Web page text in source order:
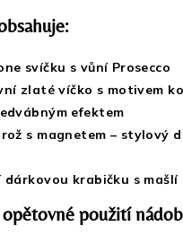
svíčku s vůní Prosecco
zlaté víčko s motivem
efektem
s magnetem – stylový
dárkovou krabičku s mašlí
použití